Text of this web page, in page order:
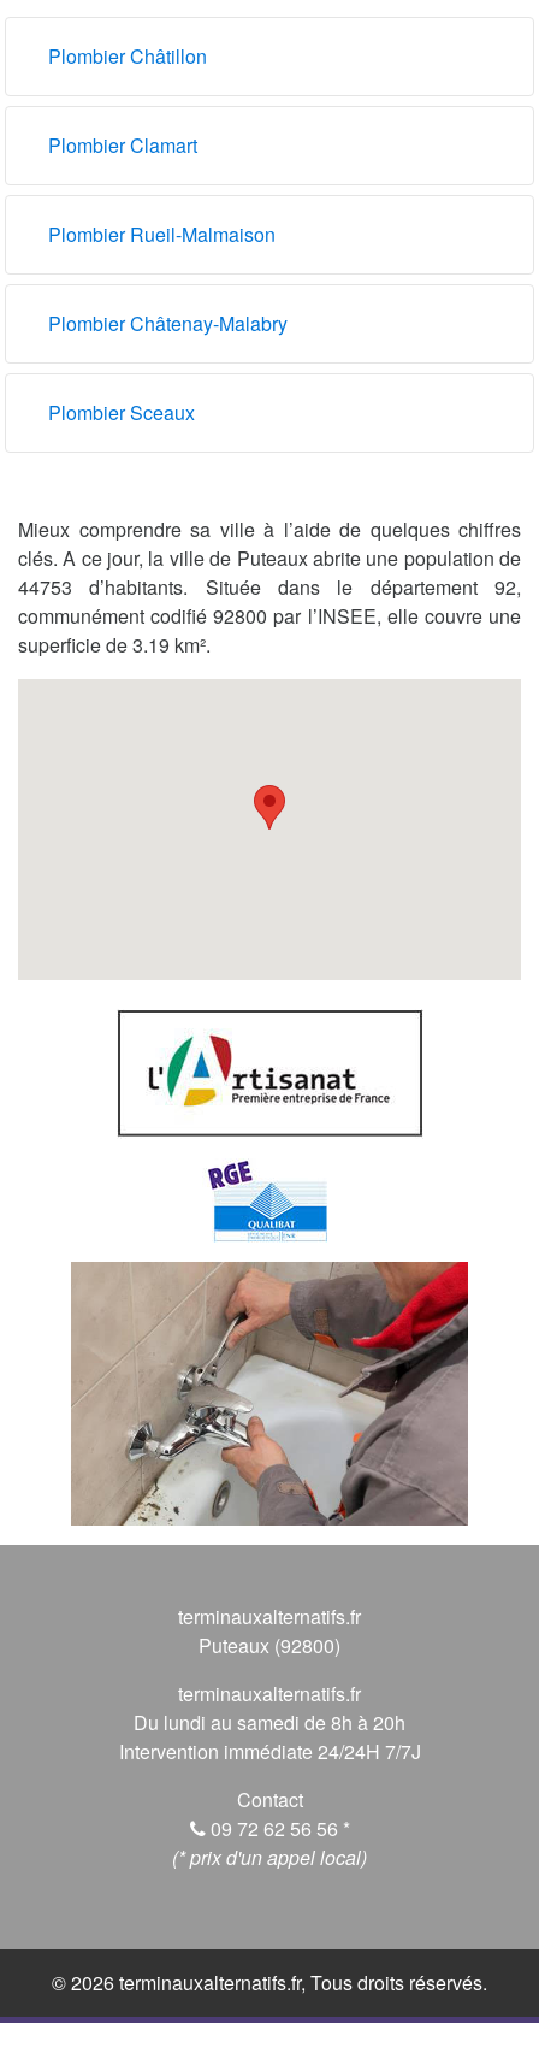
Plombier Châtillon
Plombier Clamart
Plombier Rueil-Malmaison
Plombier Châtenay-Malabry
Plombier Sceaux
Mieux comprendre sa ville à l’aide de quelques chiffres
clés. A ce jour, la ville de Puteaux abrite une population de
44753 d’habitants. Située dans le département 92,
communément codifié 92800 par l’INSEE, elle couvre une
superficie de 3.19 km².
terminauxalternatifs.fr
Puteaux (92800)
terminauxalternatifs.fr
Du lundi au samedi de 8h à 20h
Intervention immédiate 24/24H 7/7J
Contact
09 72 62 56 56 *
(* prix d'un appel local)
© 2026 terminauxalternatifs.fr, Tous droits réservés.